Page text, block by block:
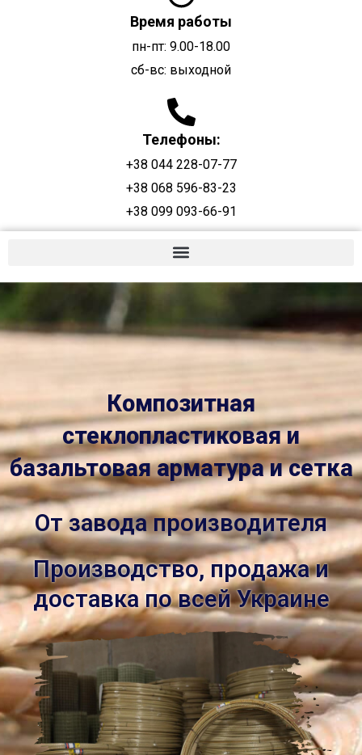
Время работы
пн-пт: 9.00-18.00
сб-вс: выходной
Телефоны:
+38 044 228-07-77
+38 068 596-83-23
+38 099 093-66-91
Композитная
стеклопластиковая и
базальтовая арматура и сетка
От завода производителя
Производство, продажа и
доставка по всей Украине